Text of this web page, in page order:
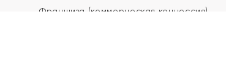
Франшиза (коммерческая концессия)